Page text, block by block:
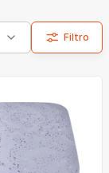
Filtro